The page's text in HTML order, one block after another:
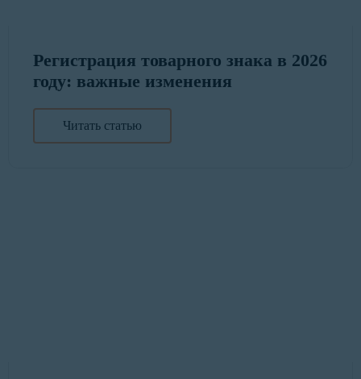
Регистрация товарного знака в 2026
году: важные изменения
Читать статью